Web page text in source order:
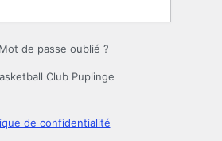
Mot de passe oublié ?
Club Puplinge
de confidentialité